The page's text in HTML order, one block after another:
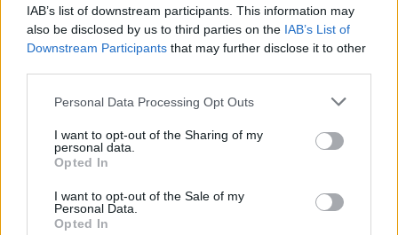
IAB’s list of downstream participants. This information may
also be disclosed by us to third parties on the IAB’s List of
Downstream Participants that may further disclose it to other
Personal Data Processing Opt Outs
I want to opt-out of the Sharing of my
personal data.
Opted In
I want to opt-out of the Sale of my
Personal Data.
Opted In
příbramská nemocnice
zpracovat první projektovou
SOUVISEJÍCÍ ČLÁNKY
VÍCE OD AUTORA